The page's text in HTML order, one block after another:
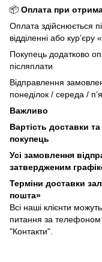
📦 Оплата при
Оплата здійснюється
відділенні або
Покупець додатково
післяплати
Відправлення
понеділок / середа /
Важливо
Вартість доставки та
покупець
Усі замовлення
затвердженим
Терміни доставки
пошта»
Всі наші клієнти
питання за телефоном
"Контакти".